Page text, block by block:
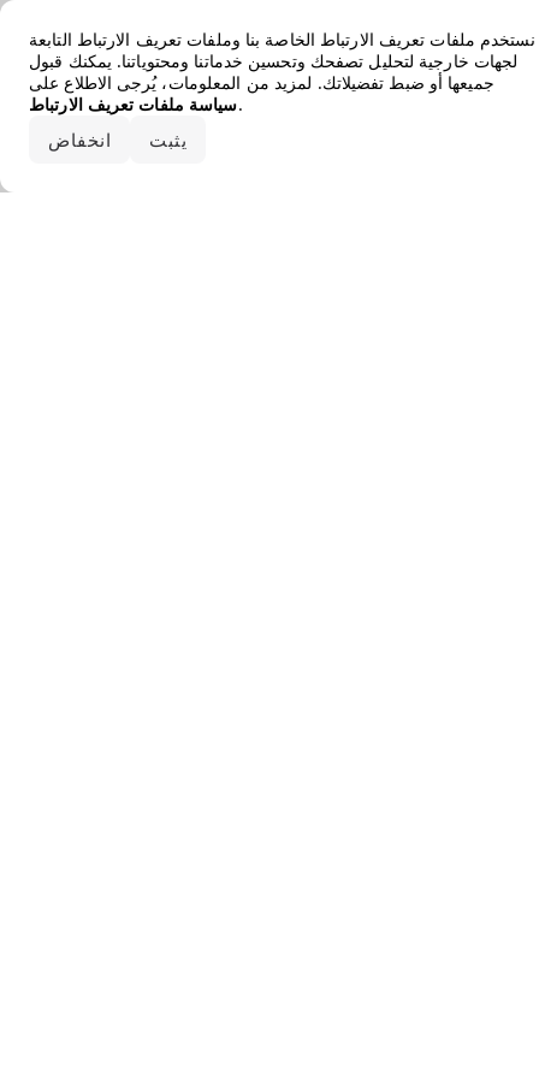
نستخدم ملفات تعريف الارتباط الخاصة بنا وملفات تعريف الارتباط التابعة
لجهات خارجية لتحليل تصفحك وتحسين خدماتنا ومحتوياتنا. يمكنك قبول
جميعها أو ضبط تفضيلاتك. لمزيد من المعلومات، يُرجى الاطلاع على
سياسة ملفات تعريف الارتباط.
انخفاض يثبت
Error loading the brand